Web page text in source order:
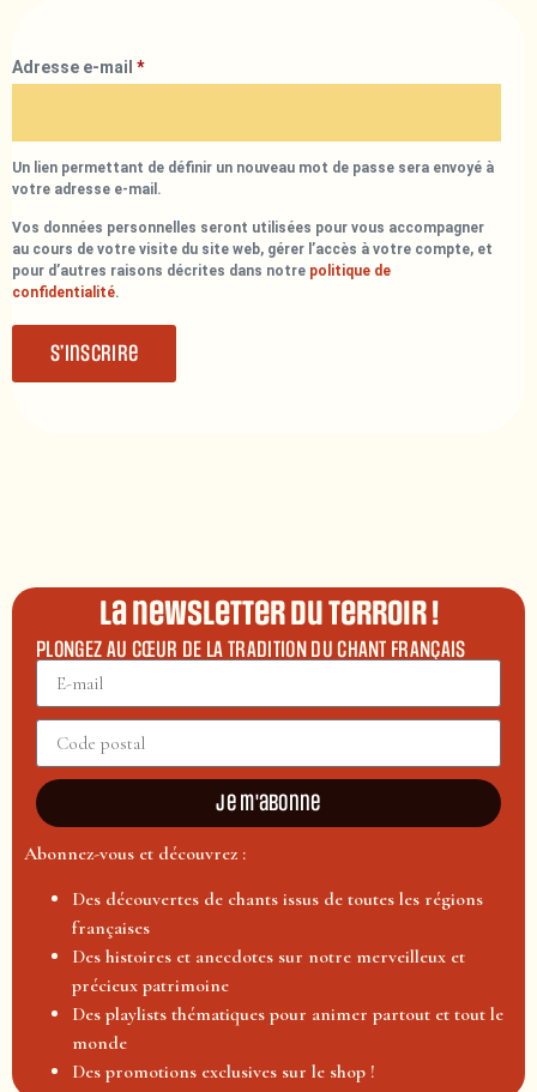
Adresse e-mail *
Un lien permettant de définir un nouveau mot de passe sera envoyé à
votre adresse e-mail.
Vos données personnelles seront utilisées pour vous accompagner
au cours de votre visite du site web, gérer l’accès à votre compte, et
pour d’autres raisons décrites dans notre politique de
confidentialité.
S’inscrire
La newsletter du terroir !
PLONGEZ AU CŒUR DE LA TRADITION DU CHANT FRANÇAIS
Je m'abonne
Abonnez-vous et découvrez :
Des découvertes de chants issus de toutes les régions
françaises
Des histoires et anecdotes sur notre merveilleux et
précieux patrimoine
Des playlists thématiques pour animer partout et tout le
monde
Des promotions exclusives sur le shop !